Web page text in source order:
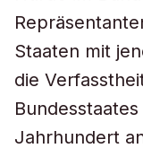
Staaten mit
die
Jahrhundert